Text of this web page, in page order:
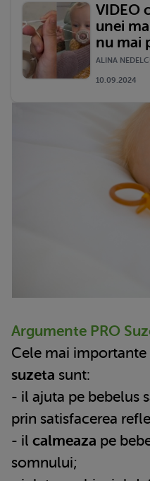
VIDEO
unei
nu mai
ALINA
10.09.2024
Argumente PRO
Cele mai importante
suzeta sunt:
- il ajuta pe bebelus
prin satisfacerea
- il calmeaza pe
somnului;